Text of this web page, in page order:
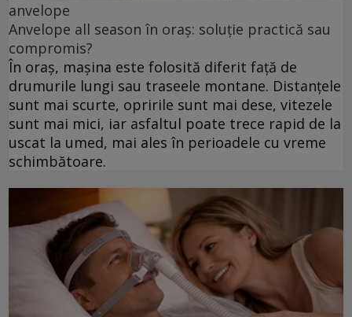
anvelope
Anvelope all season în oraș: soluție practică sau
compromis?
În oraș, mașina este folosită diferit față de
drumurile lungi sau traseele montane. Distanțele
sunt mai scurte, opririle sunt mai dese, vitezele
sunt mai mici, iar asfaltul poate trece rapid de la
uscat la umed, mai ales în perioadele cu vreme
schimbătoare.